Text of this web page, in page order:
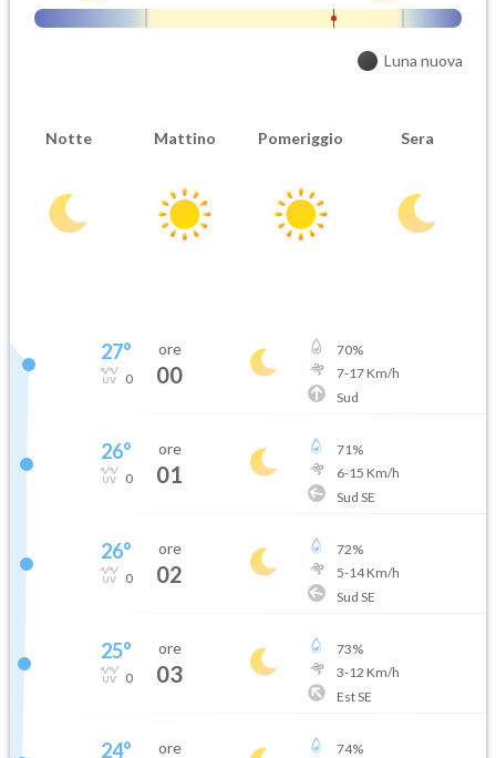
Luna nuova
Notte Mattino Pomeriggio Sera
27°
0
ore
00
70%
7-17Km/h
Sud
26°
0
ore
01
71%
6-15 Km/h
Sud SE
26°
0
ore
02
72%
5-14Km/h
Sud SE
25°
0
ore
03
73%
3-12 Km/h
Est SE
24° ore 74%